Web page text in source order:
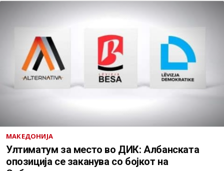
МАКЕДОНИЈА
Ултиматум за место во ДИК: Албанската
опозиција се заканува со бојкот на